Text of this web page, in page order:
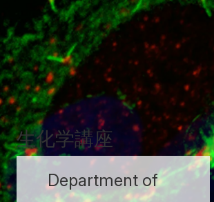
アクセス お問い合わせ
生化学講座
Department of